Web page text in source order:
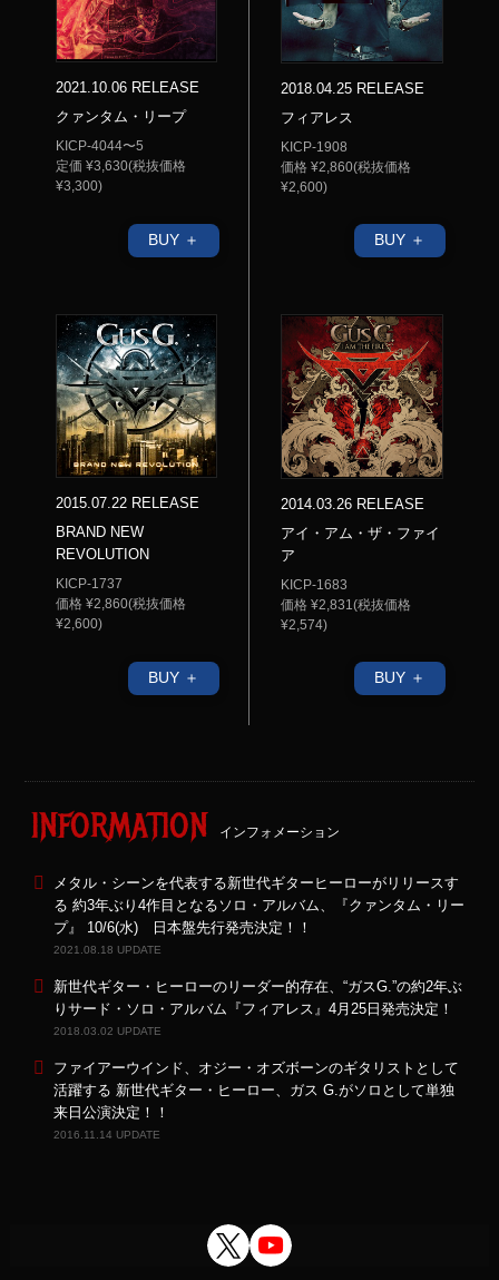
2021.10.06 RELEASE
クァンタム・リープ
KICP-4044〜5
定価 ¥3,630(税抜価格
¥3,300)
BUY ＋
2018.04.25 RELEASE
フィアレス
KICP-1908
価格 ¥2,860(税抜価格
¥2,600)
BUY ＋
2015.07.22 RELEASE
BRAND NEW
REVOLUTION
KICP-1737
価格 ¥2,860(税抜価格
¥2,600)
BUY ＋
2014.03.26 RELEASE
アイ・アム・ザ・ファイ
ア
KICP-1683
価格 ¥2,831(税抜価格
¥2,574)
BUY ＋
INFORMATION インフォメーション
メタル・シーンを代表する新世代ギターヒーローがリリースす
る 約3年ぶり4作目となるソロ・アルバム、『クァンタム・リー
プ』 10/6(水) 日本盤先行発売決定！！
2021.08.18 UPDATE
新世代ギター・ヒーローのリーダー的存在、“ガスG.”の約2年ぶ
りサード・ソロ・アルバム『フィアレス』4月25日発売決定！
2018.03.02 UPDATE
ファイアーウインド、オジー・オズボーンのギタリストとして
活躍する 新世代ギター・ヒーロー、ガス G.がソロとして単独
来日公演決定！！
2016.11.14 UPDATE